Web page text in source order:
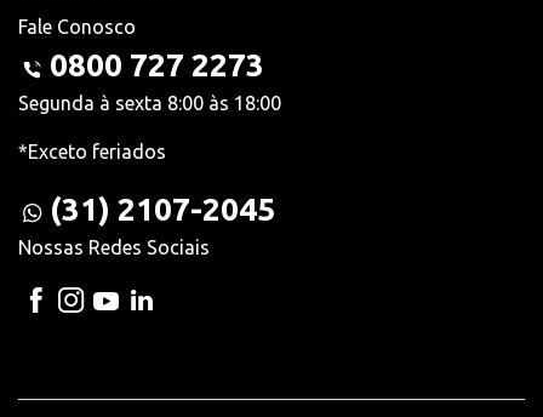
Fale Conosco
0800 727 2273
Segunda à sexta 8:00 às 18:00
*Exceto feriados
(31) 2107-2045
Nossas Redes Sociais